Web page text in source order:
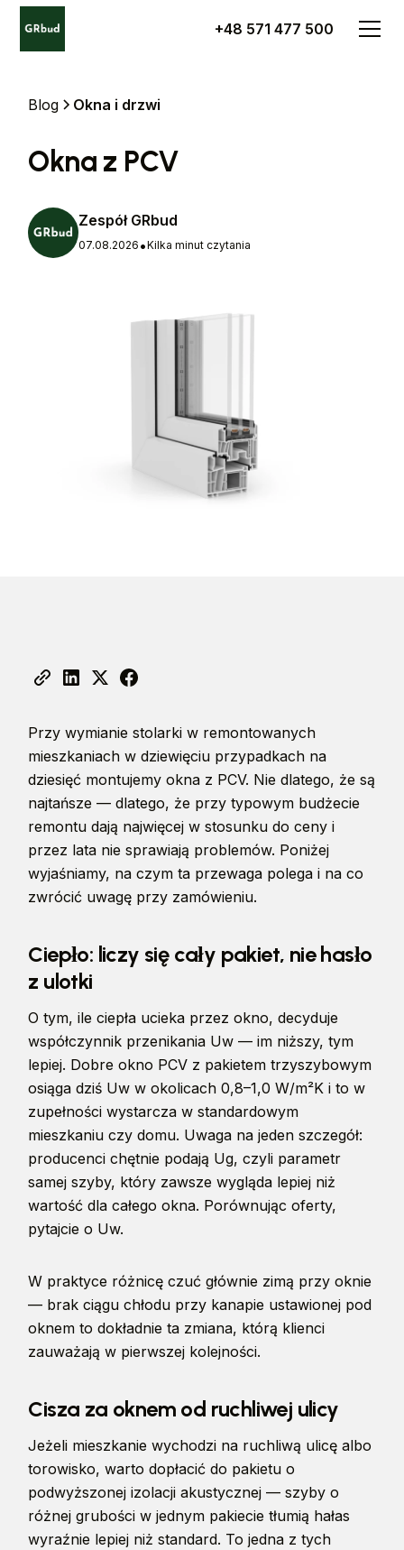
+48 571 477 500
Blog Okna i drzwi
Okna z PCV
Zespół GRbud
07.08.2026 •Kilka minut czytania
Przy wymianie stolarki w remontowanych
mieszkaniach w dziewięciu przypadkach na
dziesięć montujemy okna z PCV. Nie dlatego, że są
najtańsze — dlatego, że przy typowym budżecie
remontu dają najwięcej w stosunku do ceny i
przez lata nie sprawiają problemów. Poniżej
wyjaśniamy, na czym ta przewaga polega i na co
zwrócić uwagę przy zamówieniu.
Ciepło: liczy się cały pakiet, nie hasło
z ulotki
O tym, ile ciepła ucieka przez okno, decyduje
współczynnik przenikania Uw — im niższy, tym
lepiej. Dobre okno PCV z pakietem trzyszybowym
osiąga dziś Uw w okolicach 0,8–1,0 W/m²K i to w
zupełności wystarcza w standardowym
mieszkaniu czy domu. Uwaga na jeden szczegół:
producenci chętnie podają Ug, czyli parametr
samej szyby, który zawsze wygląda lepiej niż
wartość dla całego okna. Porównując oferty,
pytajcie o Uw.
W praktyce różnicę czuć głównie zimą przy oknie
— brak ciągu chłodu przy kanapie ustawionej pod
oknem to dokładnie ta zmiana, którą klienci
zauważają w pierwszej kolejności.
Cisza za oknem od ruchliwej ulicy
Jeżeli mieszkanie wychodzi na ruchliwą ulicę albo
torowisko, warto dopłacić do pakietu o
podwyższonej izolacji akustycznej — szyby o
różnej grubości w jednym pakiecie tłumią hałas
wyraźnie lepiej niż standard. To jedna z tych